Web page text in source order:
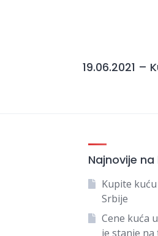
19.06.2021 –
Najnovije na
Kupite
Srbije
Cene kuća
je stanje